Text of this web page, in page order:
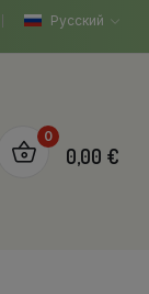
Русский
0
0,00 €